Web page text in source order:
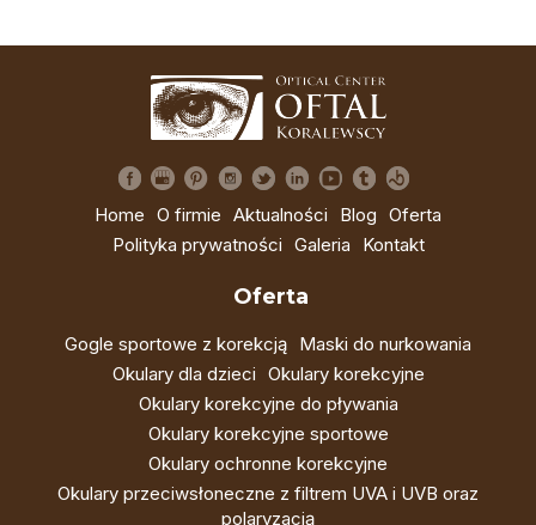
Home O firmie Aktualności Blog Oferta
Polityka prywatności Galeria Kontakt
Oferta
Gogle sportowe z korekcją Maski do nurkowania
Okulary dla dzieci Okulary korekcyjne
Okulary korekcyjne do pływania
Okulary korekcyjne sportowe
Okulary ochronne korekcyjne
Okulary przeciwsłoneczne z filtrem UVA i UVB oraz
polaryzacją